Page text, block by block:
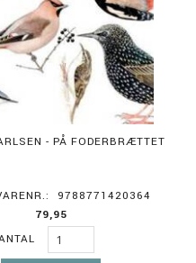
- PÅ FODERBRÆTTET
9788771420364
79,95